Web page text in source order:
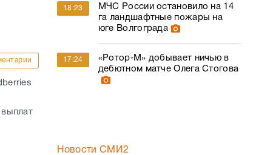
18:23
МЧС России остановило на 14
га ландшафтные пожары на
юге Волгограда
17:24
«Ротор‑М» добывает ничью в
дебютном матче Олега Стогова
Новости СМИ2